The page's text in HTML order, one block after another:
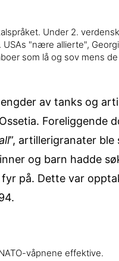
Under 2.
"nære allierte",
som lå og sov mens
av tanks og
Foreliggende
”, artillerigranater
og barn hadde
på. Dette var
våpnene effektive.